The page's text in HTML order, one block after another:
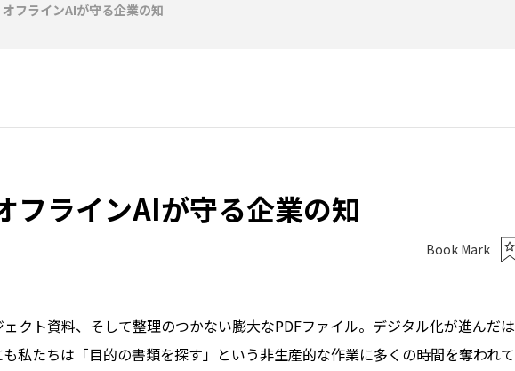
フラインAIが守る企業の知
フラインAIが守る企業の知
Book Mark
クト資料、そして整理のつかない膨大なPDFファイル。デジタル化が進んだは
私たちは「目的の書類を探す」という非生産的な作業に多くの時間を奪われて